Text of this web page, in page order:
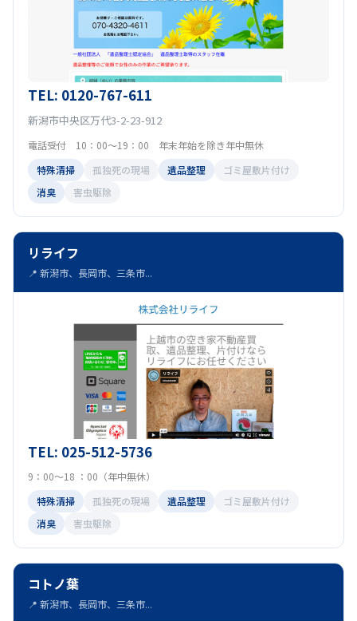
TEL: 0120-767-611
新潟市中央区万代3-2-23-912
電話受付 10：00～19：00 年末年始を除き年中無休
特殊清掃
孤独死の現場 遺品整理
ゴミ屋敷片付け
消臭
害虫駆除
リライフ
📍 新潟市、長岡市、三条市...
TEL: 025-512-5736
9：00～18 ：00（年中無休）
特殊清掃
孤独死の現場 遺品整理
ゴミ屋敷片付け
消臭
害虫駆除
コトノ葉
📍 新潟市、長岡市、三条市...